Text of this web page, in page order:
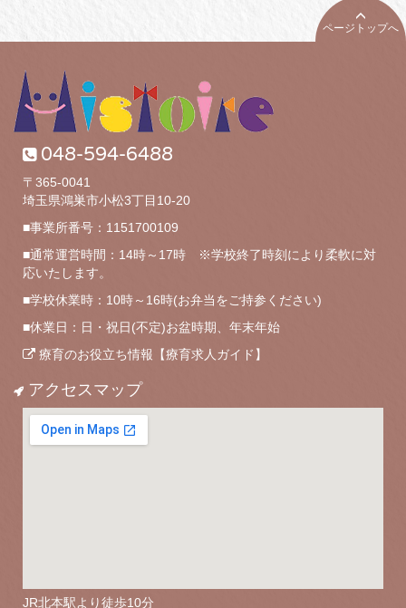
ページトップへ
048-594-6488
〒365-0041
埼玉県鴻巣市小松3丁目10-20
■事業所番号：1151700109
■通常運営時間：14時～17時 ※学校終了時刻により柔軟に対
応いたします。
■学校休業時：10時～16時(お弁当をご持参ください)
■休業日：日・祝日(不定)お盆時期、年末年始
療育のお役立ち情報【療育求人ガイド】
アクセスマップ
JR北本駅より徒歩10分